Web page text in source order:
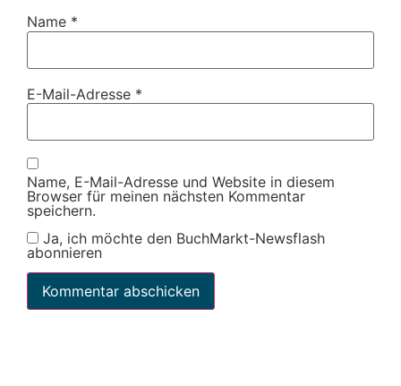
Name *
E-Mail-Adresse *
Name, E-Mail-Adresse und Website in diesem
Browser für meinen nächsten Kommentar
speichern.
Ja, ich möchte den BuchMarkt-Newsflash
abonnieren